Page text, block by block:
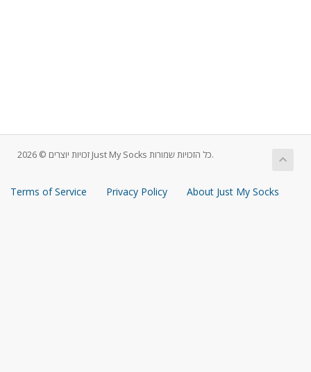
זכויות יוצרים © 2026 Just My Socks כל הזכויות שמורות.
Terms of Service Privacy Policy About Just My Socks